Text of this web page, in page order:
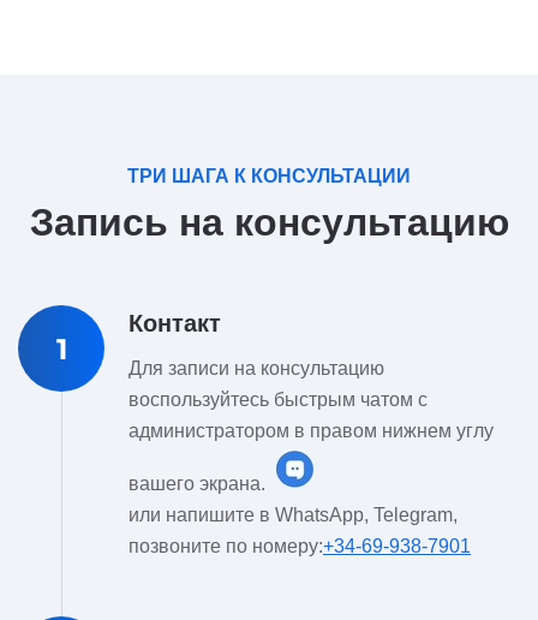
ТРИ ШАГА К КОНСУЛЬТАЦИИ
Запись на консультацию
1
Контакт
Для записи на консультацию
воспользуйтесь быстрым чатом с
администратором в правом нижнем углу
вашего экрана.
или напишите в WhatsApp, Telegram,
позвоните по номеру:+34-69-938-7901